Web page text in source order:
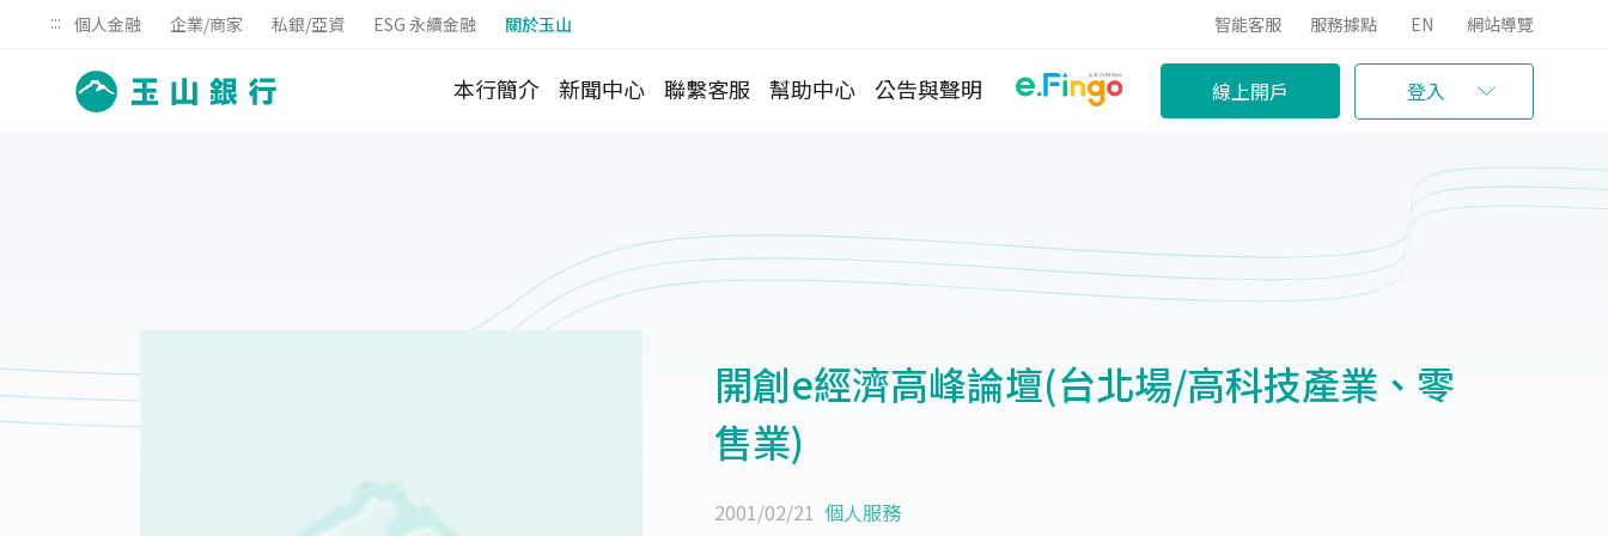
::: 個人金融 企業/商家 私銀/亞資 ESG 永續金融 關於玉山 智能客服 服務據點 EN 網站導覽
本行簡介 新聞中心 聯繫客服 幫助中心 公告與聲明 線上開戶 登入
開創e經濟高峰論壇(台北場/高科技產業、零
售業)
2001/02/21 個人服務